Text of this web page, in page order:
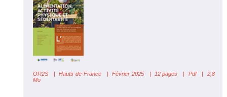
OR2S |Hauts-de-France | Février 2025 | 12 pages | Pdf | 2,8
Mo